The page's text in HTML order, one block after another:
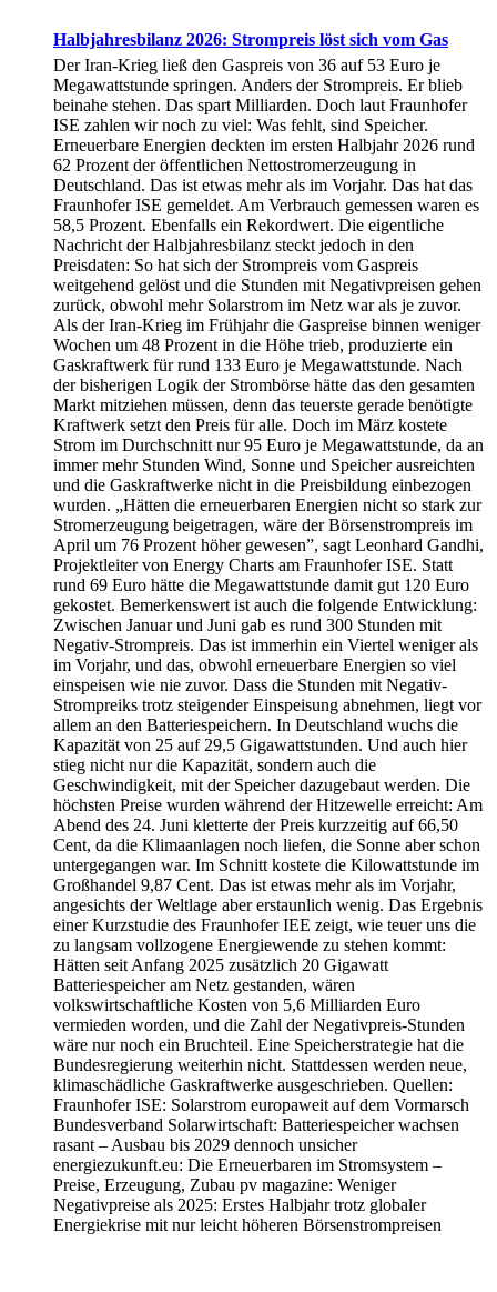
Halbjahresbilanz 2026: Strompreis löst sich vom Gas
Der Iran-Krieg ließ den Gaspreis von 36 auf 53 Euro je
Megawattstunde springen. Anders der Strompreis. Er blieb
beinahe stehen. Das spart Milliarden. Doch laut Fraunhofer
ISE zahlen wir noch zu viel: Was fehlt, sind Speicher.
Erneuerbare Energien deckten im ersten Halbjahr 2026 rund
62 Prozent der öffentlichen Nettostromerzeugung in
Deutschland. Das ist etwas mehr als im Vorjahr. Das hat das
Fraunhofer ISE gemeldet. Am Verbrauch gemessen waren es
58,5 Prozent. Ebenfalls ein Rekordwert. Die eigentliche
Nachricht der Halbjahresbilanz steckt jedoch in den
Preisdaten: So hat sich der Strompreis vom Gaspreis
weitgehend gelöst und die Stunden mit Negativpreisen gehen
zurück, obwohl mehr Solarstrom im Netz war als je zuvor.
Als der Iran-Krieg im Frühjahr die Gaspreise binnen weniger
Wochen um 48 Prozent in die Höhe trieb, produzierte ein
Gaskraftwerk für rund 133 Euro je Megawattstunde. Nach
der bisherigen Logik der Strombörse hätte das den gesamten
Markt mitziehen müssen, denn das teuerste gerade benötigte
Kraftwerk setzt den Preis für alle. Doch im März kostete
Strom im Durchschnitt nur 95 Euro je Megawattstunde, da an
immer mehr Stunden Wind, Sonne und Speicher ausreichten
und die Gaskraftwerke nicht in die Preisbildung einbezogen
wurden. „Hätten die erneuerbaren Energien nicht so stark zur
Stromerzeugung beigetragen, wäre der Börsenstrompreis im
April um 76 Prozent höher gewesen”, sagt Leonhard Gandhi,
Projektleiter von Energy Charts am Fraunhofer ISE. Statt
rund 69 Euro hätte die Megawattstunde damit gut 120 Euro
gekostet. Bemerkenswert ist auch die folgende Entwicklung:
Zwischen Januar und Juni gab es rund 300 Stunden mit
Negativ-Strompreis. Das ist immerhin ein Viertel weniger als
im Vorjahr, und das, obwohl erneuerbare Energien so viel
einspeisen wie nie zuvor. Dass die Stunden mit Negativ-
Strompreiks trotz steigender Einspeisung abnehmen, liegt vor
allem an den Batteriespeichern. In Deutschland wuchs die
Kapazität von 25 auf 29,5 Gigawattstunden. Und auch hier
stieg nicht nur die Kapazität, sondern auch die
Geschwindigkeit, mit der Speicher dazugebaut werden. Die
höchsten Preise wurden während der Hitzewelle erreicht: Am
Abend des 24. Juni kletterte der Preis kurzzeitig auf 66,50
Cent, da die Klimaanlagen noch liefen, die Sonne aber schon
untergegangen war. Im Schnitt kostete die Kilowattstunde im
Großhandel 9,87 Cent. Das ist etwas mehr als im Vorjahr,
angesichts der Weltlage aber erstaunlich wenig. Das Ergebnis
einer Kurzstudie des Fraunhofer IEE zeigt, wie teuer uns die
zu langsam vollzogene Energiewende zu stehen kommt:
Hätten seit Anfang 2025 zusätzlich 20 Gigawatt
Batteriespeicher am Netz gestanden, wären
volkswirtschaftliche Kosten von 5,6 Milliarden Euro
vermieden worden, und die Zahl der Negativpreis-Stunden
wäre nur noch ein Bruchteil. Eine Speicherstrategie hat die
Bundesregierung weiterhin nicht. Stattdessen werden neue,
klimaschädliche Gaskraftwerke ausgeschrieben. Quellen:
Fraunhofer ISE: Solarstrom europaweit auf dem Vormarsch
Bundesverband Solarwirtschaft: Batteriespeicher wachsen
rasant – Ausbau bis 2029 dennoch unsicher
energiezukunft.eu: Die Erneuerbaren im Stromsystem –
Preise, Erzeugung, Zubau pv magazine: Weniger
Negativpreise als 2025: Erstes Halbjahr trotz globaler
Energiekrise mit nur leicht höheren Börsenstrompreisen